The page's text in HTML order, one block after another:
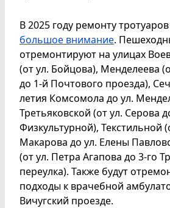
В 2025 году ремонту
большое внимание.
отремонтируют на улицах
(от ул. Бойцова), Менделеева
до 1-й Почтового проезда),
летия Комсомола до ул.
Третьяковской (от ул. Серова
Физкультурной), Текстильной
Макарова до ул. Елены
(от ул. Петра Агапова до 3-го
переулка). Также будут
подходы к врачебной
Вичугский проезде.